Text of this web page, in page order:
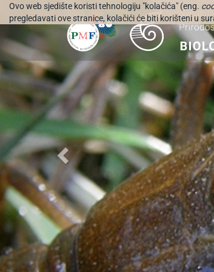
Ovo web sjedište koristi tehnologiju "kolačića" (eng.
pregledavati ove stranice, kolačići će biti korišteni u